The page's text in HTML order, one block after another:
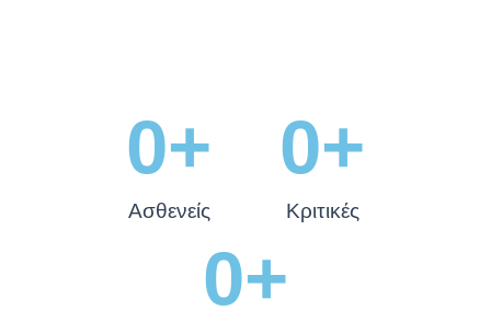
Ασθενείς
0+
Κριτικές
0+
0+